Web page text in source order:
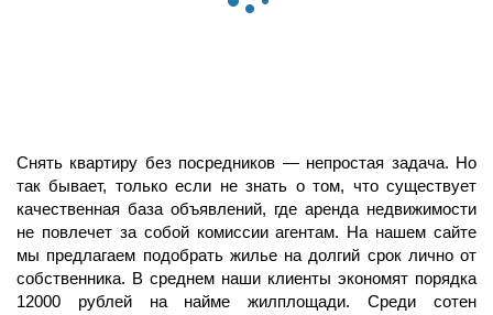
Снять квартиру без посредников — непростая задача. Но
так бывает, только если не знать о том, что существует
качественная база объявлений, где аренда недвижимости
не повлечет за собой комиссии агентам. На нашем сайте
мы предлагаем подобрать жилье на долгий срок лично от
собственника. В среднем наши клиенты экономят порядка
12000 рублей на найме жилплощади. Среди сотен